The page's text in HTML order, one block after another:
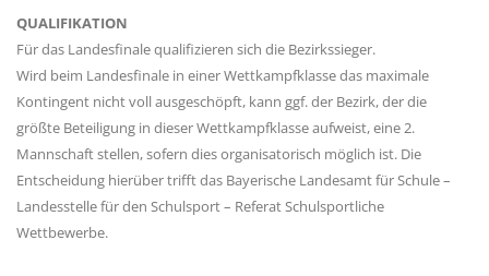
QUALIFIKATION
Für das Landesfinale qualifizieren sich die Bezirkssieger.
Wird beim Landesfinale in einer Wettkampfklasse das maximale
Kontingent nicht voll ausgeschöpft, kann ggf. der Bezirk, der die
größte Beteiligung in dieser Wettkampfklasse aufweist, eine 2.
Mannschaft stellen, sofern dies organisatorisch möglich ist. Die
Entscheidung hierüber trifft das Bayerische Landesamt für Schule –
Landesstelle für den Schulsport – Referat Schulsportliche
Wettbewerbe.